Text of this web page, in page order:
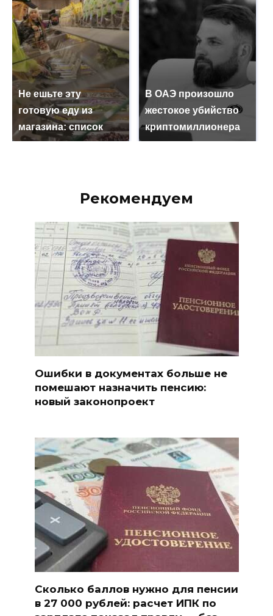
Не ешьте эту
готовую еду из
магазина: список
В ОАЭ произошло
жестокое убийство
криптомиллионера
Рекомендуем
Ошибки в документах больше не
помешают назначить пенсию:
новый законопроект
Сколько баллов нужно для пенсии
в 27 000 рублей: расчет ИПК по